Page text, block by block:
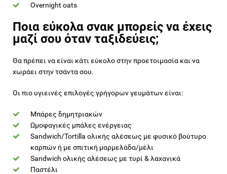
Overnight oats
Ποια εύκολα σνακ μπορείς να έχεις
μαζί σου όταν ταξιδεύεις;
Θα πρέπει να είναι κάτι εύκολο στην προετοιμασία και να
χωράει στην τσάντα σου.
Οι πιο υγιεινές επιλογές γρήγορων γευμάτων είναι:
Μπάρες δημητριακών
Ωμοφαγικές μπάλες ενέργειας
Sandwich/Tortilla ολικής αλέσεως με φυσικό βούτυρο
καρπών ή με σπιτική μαρμελάδα/μέλι
Sandwich ολικής αλέσεως με τυρί & λαχανικά
Παστέλι